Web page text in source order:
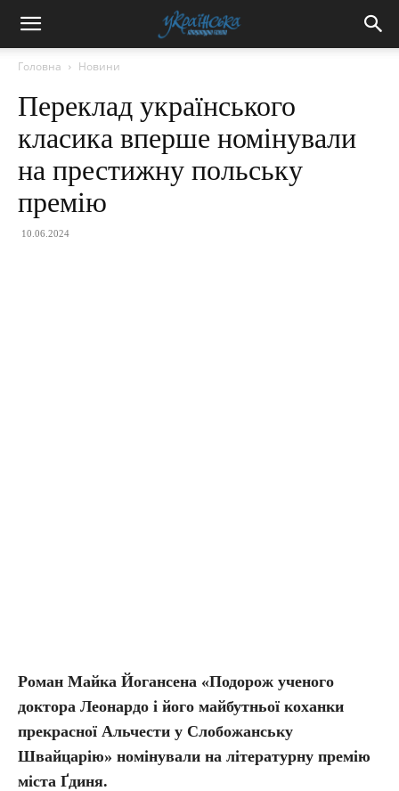
Головна Новини
Переклад українського
класика вперше номінували
на престижну польську
премію
10.06.2024
Роман Майка Йогансена «Подорож ученого
доктора Леонардо і його майбутньої коханки
прекрасної Альчести у Слобожанську
Швайцарію» номінували на літературну премію
міста Ґдиня.